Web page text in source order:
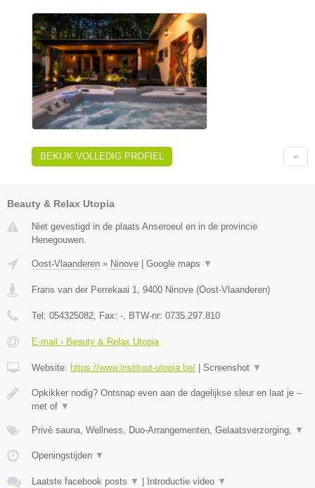
BEKIJK VOLLEDIG PROFIEL
Beauty & Relax Utopia
Niet gevestigd in de plaats Anseroeul en in de provincie
Henegouwen.
Oost-Vlaanderen » Ninove | Google maps ▼
Frans van der Perrekaai 1 9400 Ninove (Oost-Vlaanderen)
Tel: 054325082 , Fax: - , BTW-nr: 0735.297.810
E-mail › Beauty & Relax Utopia
Website: https://www.instituut-utopia.be/ | Screenshot ▼
Opkikker nodig? Ontsnap even aan de dagelijkse sleur en laat je –
met of ▼
Privé sauna, Wellness, Duo-Arrangementen, Gelaatsverzorging, ▼
Openingstijden ▼
Laatste facebook posts ▼ | Introductie video ▼